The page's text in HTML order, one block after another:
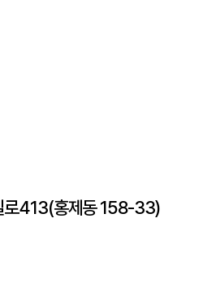
로413(홍제동 158-33)